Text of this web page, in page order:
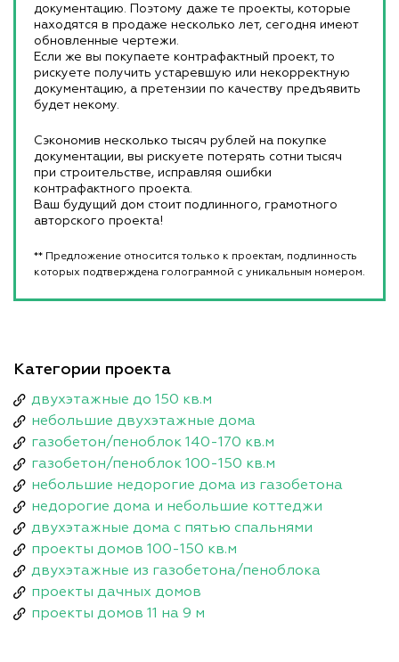
документацию. Поэтому даже те проекты, которые
находятся в продаже несколько лет, сегодня имеют
обновленные чертежи.
Если же вы покупаете контрафактный проект, то
рискуете получить устаревшую или некорректную
документацию, а претензии по качеству предъявить
будет некому.
Сэкономив несколько тысяч рублей на покупке
документации, вы рискуете потерять сотни тысяч
при строительстве, исправляя ошибки
контрафактного проекта.
Ваш будущий дом стоит подлинного, грамотного
авторского проекта!
** Предложение относится только к проектам, подлинность
которых подтверждена голограммой с уникальным номером.
Категории проекта
двухэтажные до 150 кв.м
небольшие двухэтажные дома
газобетон/пеноблок 140-170 кв.м
газобетон/пеноблок 100-150 кв.м
небольшие недорогие дома из газобетона
недорогие дома и небольшие коттеджи
двухэтажные дома с пятью спальнями
проекты домов 100-150 кв.м
двухэтажные из газобетона/пеноблока
проекты дачных домов
проекты домов 11 на 9 м